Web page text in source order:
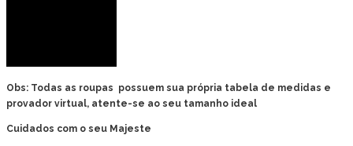
Obs: Todas as roupas possuem sua própria tabela de medidas e
provador virtual, atente-se ao seu tamanho ideal
Cuidados com o seu Majeste